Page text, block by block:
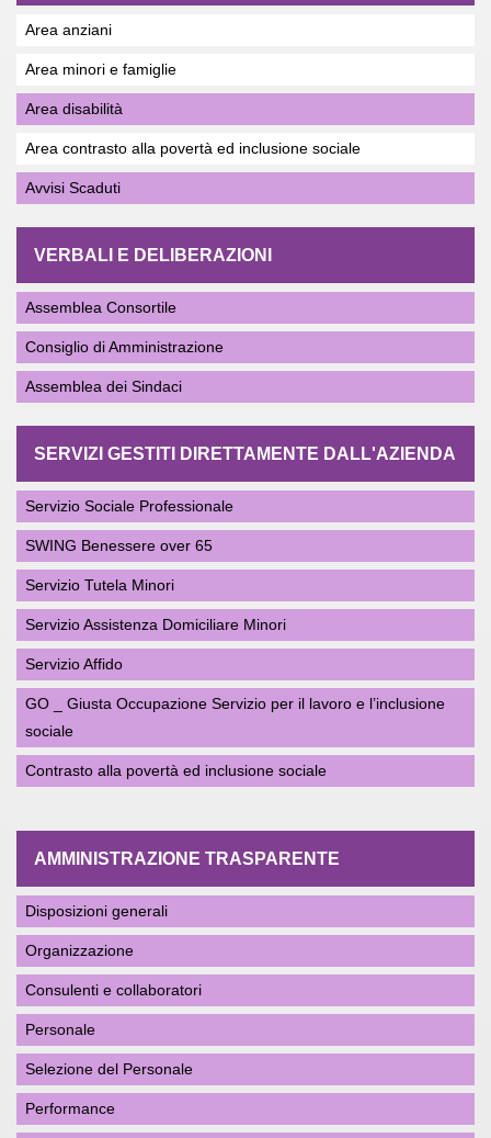
Area anziani
Area minori e famiglie
Area disabilità
Area contrasto alla povertà ed inclusione sociale
Avvisi Scaduti
VERBALI E DELIBERAZIONI
Assemblea Consortile
Consiglio di Amministrazione
Assemblea dei Sindaci
SERVIZI GESTITI DIRETTAMENTE DALL'AZIENDA
Servizio Sociale Professionale
SWING Benessere over 65
Servizio Tutela Minori
Servizio Assistenza Domiciliare Minori
Servizio Affido
GO _ Giusta Occupazione Servizio per il lavoro e l’inclusione
sociale
Contrasto alla povertà ed inclusione sociale
AMMINISTRAZIONE TRASPARENTE
Disposizioni generali
Organizzazione
Consulenti e collaboratori
Personale
Selezione del Personale
Performance